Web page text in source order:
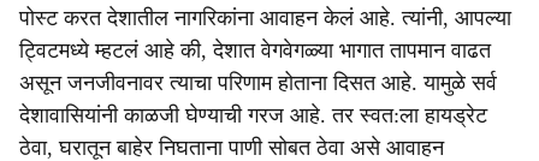
पोस्ट करत देशातील नागरिकांना आवाहन केलं आहे. त्यांनी, आपल्या
ट्विटमध्ये म्हटलं आहे की, देशात वेगवेगळ्या भागात तापमान वाढत
असून जनजीवनावर त्याचा परिणाम होताना दिसत आहे. यामुळे सर्व
देशावासियांनी काळजी घेण्याची गरज आहे. तर स्वत:ला हायड्रेट
ठेवा, घरातून बाहेर निघताना पाणी सोबत ठेवा असे आवाहन